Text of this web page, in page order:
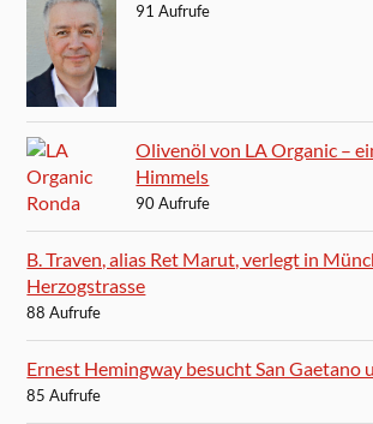
91 Aufrufe
Olivenöl von LA Organic –
Himmels
90 Aufrufe
B. Traven, alias Ret Marut, verlegt in
Herzogstrasse
88 Aufrufe
Ernest Hemingway besucht San Gaetano
85 Aufrufe